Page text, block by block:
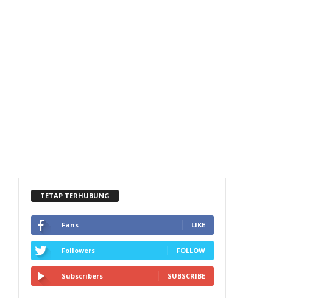
TETAP TERHUBUNG
Fans LIKE
Followers FOLLOW
Subscribers SUBSCRIBE